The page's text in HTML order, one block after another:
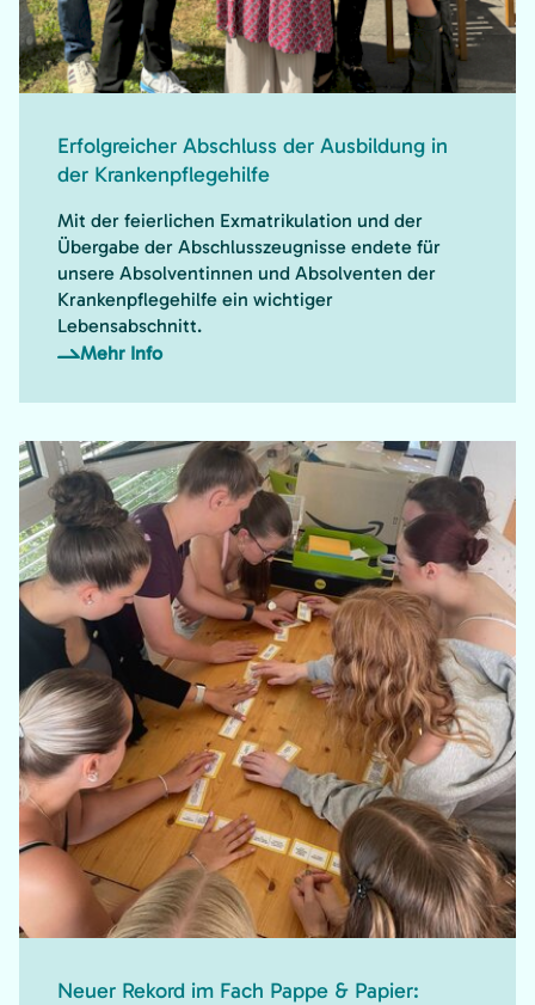
Erfolgreicher Abschluss der Ausbildung in
der Krankenpflegehilfe
Mit der feierlichen Exmatrikulation und der
Übergabe der Abschlusszeugnisse endete für
unsere Absolventinnen und Absolventen der
Krankenpflegehilfe ein wichtiger
Lebensabschnitt.
Mehr Info
Neuer Rekord im Fach Pappe & Papier: